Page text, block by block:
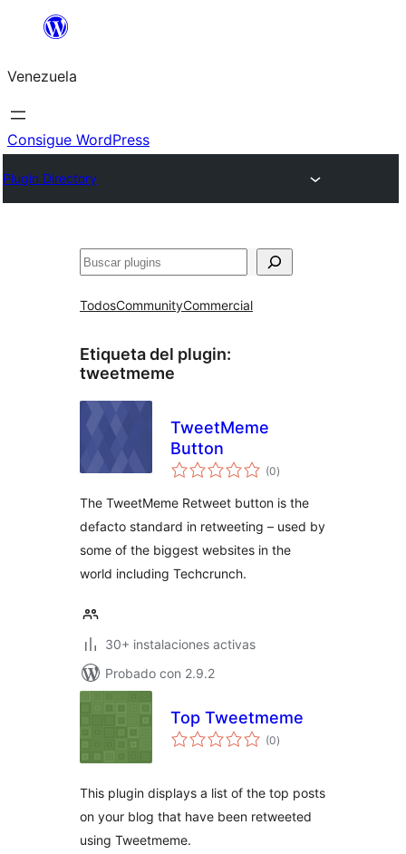
Saltar
contenido
Venezuela
Consigue WordPress
Plugin Directory
Buscar
TodosCommunityCommercial
Etiqueta del plugin:
tweetmeme
TweetMeme
Button
(0total
de
)
The TweetMeme Retweet button is the
defacto standard in retweeting – used by
some of the biggest websites in the
world including Techcrunch.
30+ instalaciones activas
Probado con 2.9.2
Top Tweetmeme
(0total
de
)
This plugin displays a list of the top posts
on your blog that have been retweeted
using Tweetmeme.